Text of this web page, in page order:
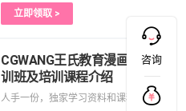
立即领取 >
CGWANG王氏教育漫画设计培
训班及培训课程介绍
人手一份，独家学习资料和课程
咨询